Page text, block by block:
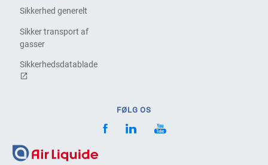
Sikkerhed generelt
Sikker transport af
gasser
Sikkerhedsdatablade
FØLG OS